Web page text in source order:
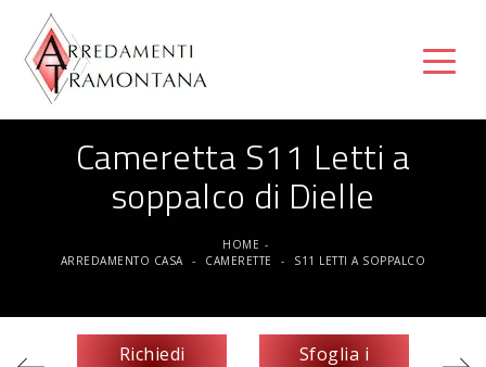
Cameretta S11 Letti a
soppalco di Dielle
HOME -
ARREDAMENTO CASA - CAMERETTE - S11 LETTI A SOPPALCO
Richiedi
Sfoglia i